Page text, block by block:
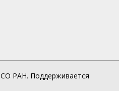
СО РАН. Поддерживается